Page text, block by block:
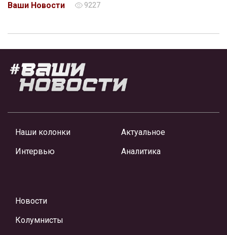
Ваши Новости 9227
Наши колонки
Интервью
Актуальное
Аналитика
Новости
Колумнисты